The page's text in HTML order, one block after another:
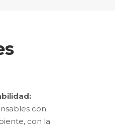
con
con la